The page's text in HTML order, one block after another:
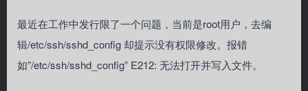
最近在工作中发行限了一个问题，当前是root用户，去编
辑/etc/ssh/sshd_config 却提示没有权限修改。报错
如”/etc/ssh/sshd_config” E212: 无法打开并写入文件。